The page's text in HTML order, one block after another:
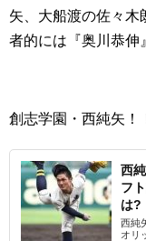
矢、大船渡の佐々木
者的には『奥川恭伸
創志学園・西純矢！
西
フ
は?
西純
オリ